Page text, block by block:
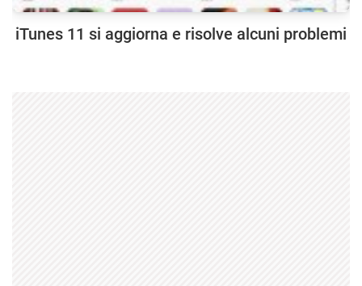
iTunes 11 si aggiorna e risolve alcuni problemi